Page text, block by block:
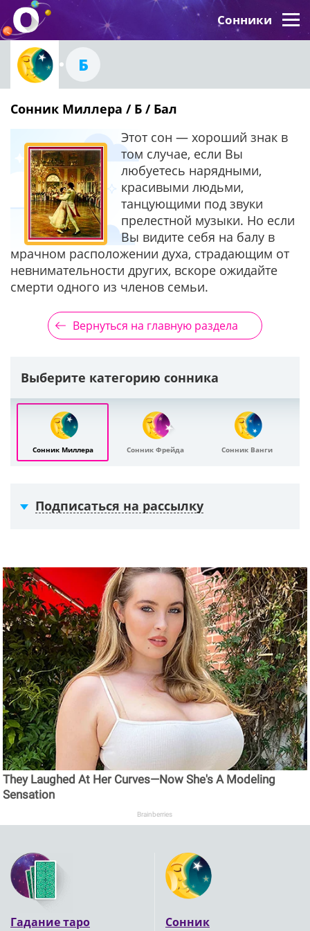
Сонники
Б
Сонник Миллера / Б / Бал
Этот сон — хороший знак в
том случае, если Вы
любуетесь нарядными,
красивыми людьми,
танцующими под звуки
прелестной музыки. Но если
Вы видите себя на балу в
мрачном расположении духа, страдающим от
невнимательности других, вскоре ожидайте
смерти одного из членов семьи.
Вернуться на главную раздела
Выберите категорию сонника
Сонник Миллера Сонник Фрейда Сонник Ванги
Подписаться на рассылку
They Laughed At Her Curves—Now She's A Modeling
Sensation
Brainberries
Гадание таро Сонник